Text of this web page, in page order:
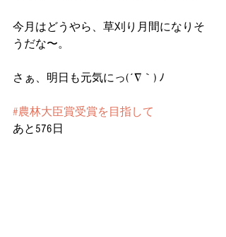
今月はどうやら、草刈り月間になりそ
うだな〜。
さぁ、明日も元気にっ(´∇｀) ﾉ
#農林大臣賞受賞を目指して
あと576日